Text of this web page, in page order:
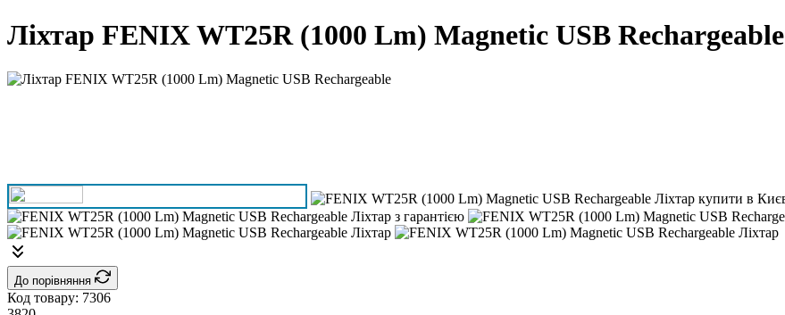
Ліхтар FENIX WT25R (1000 Lm) Magnetic USB Rechargeable
До порівняння
Код товару: 7306